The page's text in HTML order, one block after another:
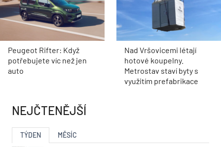
Peugeot Rifter: Když
potřebujete víc než jen
auto
Nad Vršovicemi létají
hotové koupelny.
Metrostav staví byty s
využitím prefabrikace
NEJČTENĚJŠÍ
TÝDEN MĚSÍC